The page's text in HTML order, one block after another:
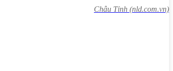
Châu Tỉnh (nld.com.vn)